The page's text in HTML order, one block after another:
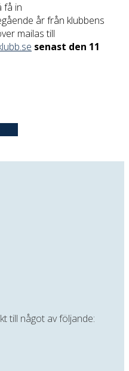
få in
år från klubbens
mailas till
senast den 11
till något av följande: